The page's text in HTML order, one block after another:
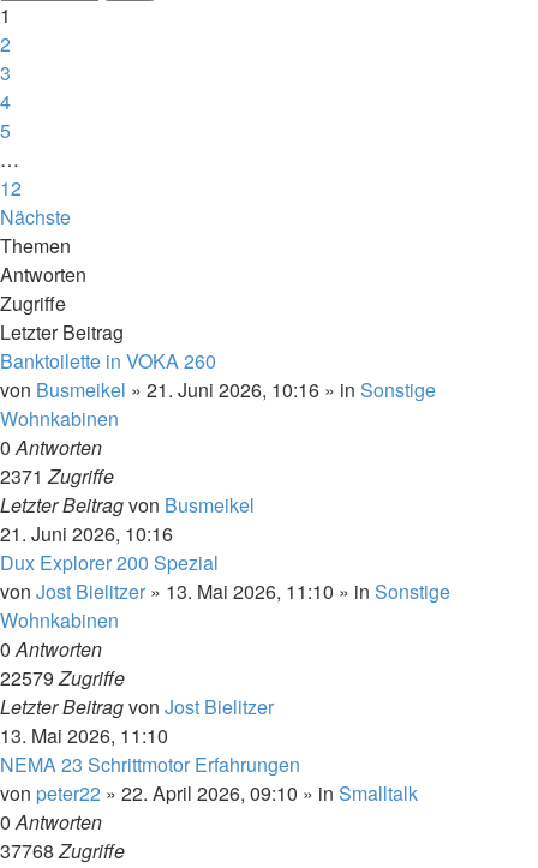
1
2
3
4
5
…
12
Nächste
Themen
Antworten
Zugriffe
Letzter Beitrag
Banktoilette in VOKA 260
von Busmeikel » 21. Juni 2026, 10:16 » in Sonstige
Wohnkabinen
0Antworten
2371Zugriffe
Letzter Beitragvon Busmeikel
21. Juni 2026, 10:16
Dux Explorer 200 Spezial
von Jost Bielitzer » 13. Mai 2026, 11:10 » in Sonstige
Wohnkabinen
0Antworten
22579Zugriffe
Letzter Beitragvon Jost Bielitzer
13. Mai 2026, 11:10
NEMA 23 Schrittmotor Erfahrungen
von peter22 » 22. April 2026, 09:10 » in Smalltalk
0Antworten
37768Zugriffe